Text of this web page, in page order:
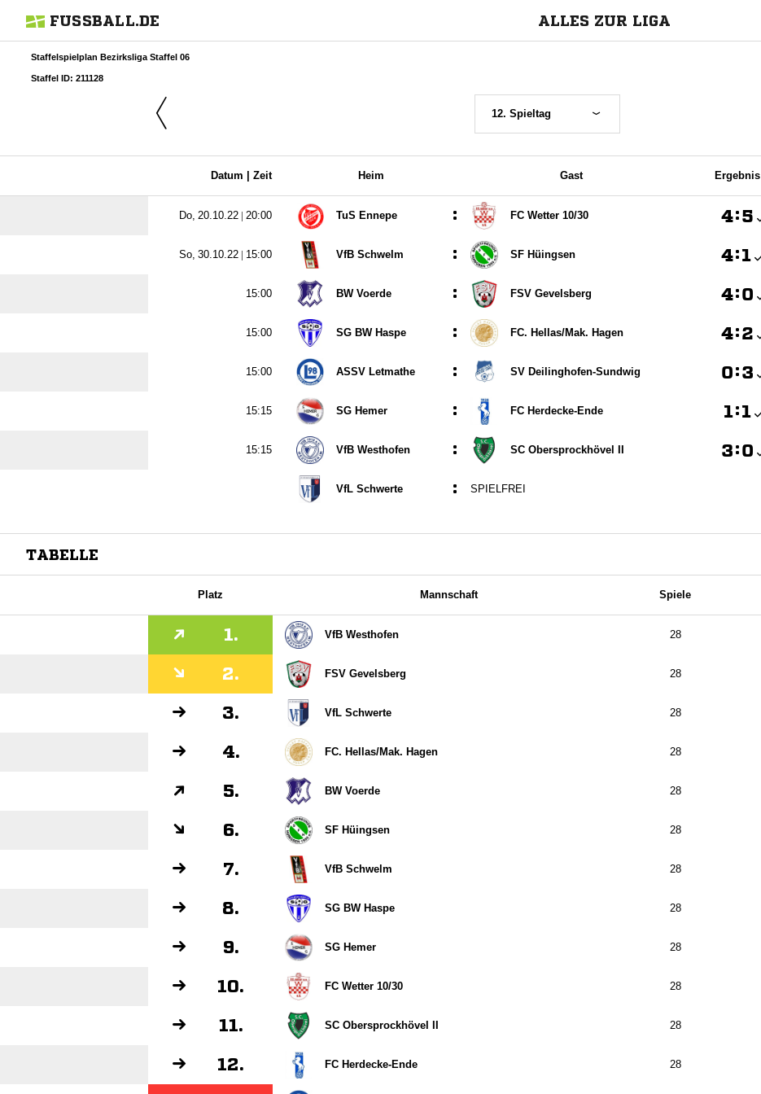
FUSSBALL.DE ALLES ZUR LIGA
Staffelspielplan Bezirksliga Staffel 06
Staffel ID: 211128
12. Spieltag
Datum | Zeit Heim Gast Ergebnis
  |  TuS Ennepe : FC Wetter 10/​30 :
  |  VfB Schwelm : SF Hüingsen :
 BW Voerde : FSV Gevelsberg :
 SG BW Haspe : FC. Hellas/​Mak. Hagen :
 ASSV Letmathe : SV Deilinghofen-Sundwig :
 SG Hemer : FC Herdecke-Ende :
 VfB Westhofen : SC Obersprockhövel II :
VfL Schwerte : SPIELFREI
TABELLE
Platz Mannschaft Spiele
1. VfB Westhofen 28
2. FSV Gevelsberg 28
3. VfL Schwerte 28
4. FC. Hellas/​Mak. Hagen 28
5. BW Voerde 28
6. SF Hüingsen 28
7. VfB Schwelm 28
8. SG BW Haspe 28
9. SG Hemer 28
10. FC Wetter 10/​30 28
11. SC Obersprockhövel II 28
12. FC Herdecke-Ende 28